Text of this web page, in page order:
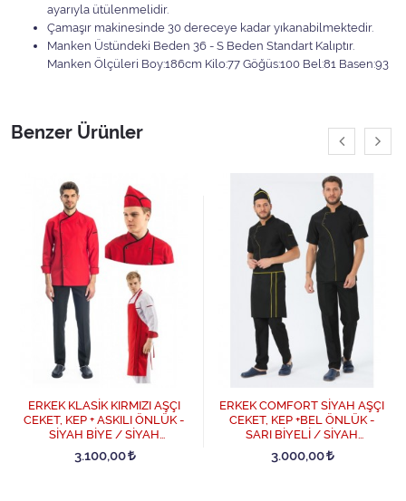
ayarıyla ütülenmelidir.
Çamaşır makinesinde 30 dereceye kadar yıkanabilmektedir.
Manken Üstündeki Beden 36 - S Beden Standart Kalıptır.
Manken Ölçüleri Boy:186cm Kilo:77 Göğüs:100 Bel:81 Basen:93
Benzer Ürünler
ERKEK KLASİK KIRMIZI AŞÇI
CEKET, KEP + ASKILI ÖNLÜK -
SİYAH BİYE / SİYAH
PANTOLON DÖRTLÜ AŞÇI
SET - Kırmızı
3.100,00
ERKEK COMFORT SİYAH AŞÇI
CEKET, KEP +BEL ÖNLÜK -
SARI BİYELİ / SİYAH
PANTOLON DÖRTLÜ AŞÇI
SET - Siyah
3.000,00